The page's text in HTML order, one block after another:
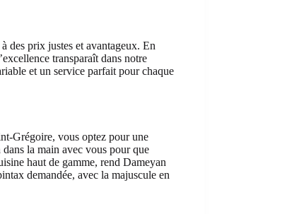
des prix justes et avantageux. En
transparaît dans notre
et un service parfait pour chaque
Grégoire, vous optez pour une
la main avec vous pour que
haut de gamme, rend Dameyan
demandée, avec la majuscule en